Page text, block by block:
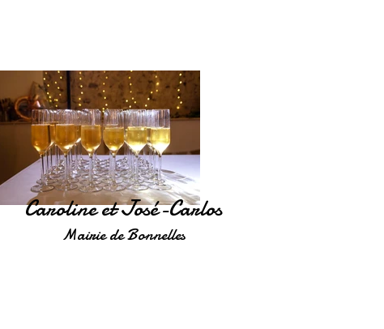
Caroline et José-Carlos
Mairie de Bonnelles